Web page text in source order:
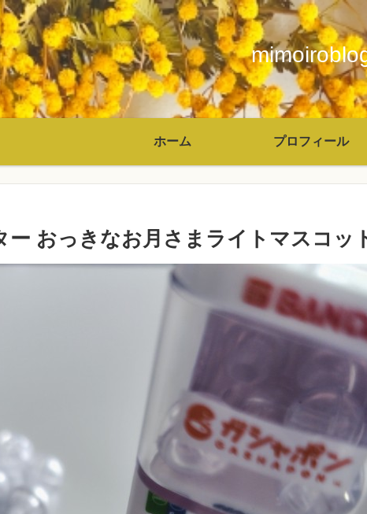
ホーム プロフィール
ー おっきなお月さまライトマスコッ